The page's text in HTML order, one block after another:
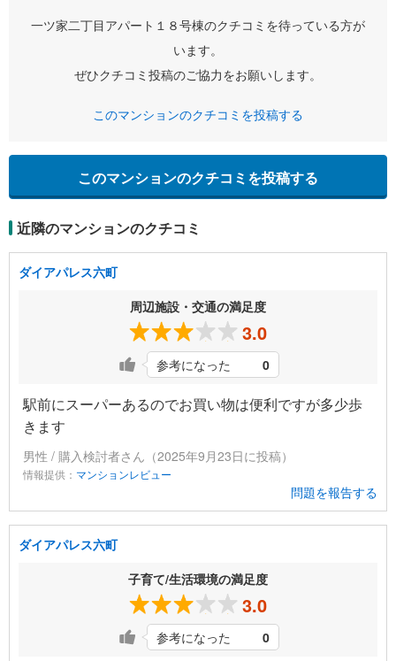
一ツ家二丁目アパート１８号棟のクチコミを待っている方が
います。
ぜひクチコミ投稿のご協力をお願いします。
このマンションのクチコミを投稿する
このマンションのクチコミを投稿する
近隣のマンションのクチコミ
ダイアパレス六町
周辺施設・交通の満足度
3.0
参考になった 0
駅前にスーパーあるのでお買い物は便利ですが多少歩
きます
男性 / 購入検討者さん（2025年9月23日に投稿）
情報提供： マンションレビュー
問題を報告する
ダイアパレス六町
子育て/生活環境の満足度
3.0
参考になった 0